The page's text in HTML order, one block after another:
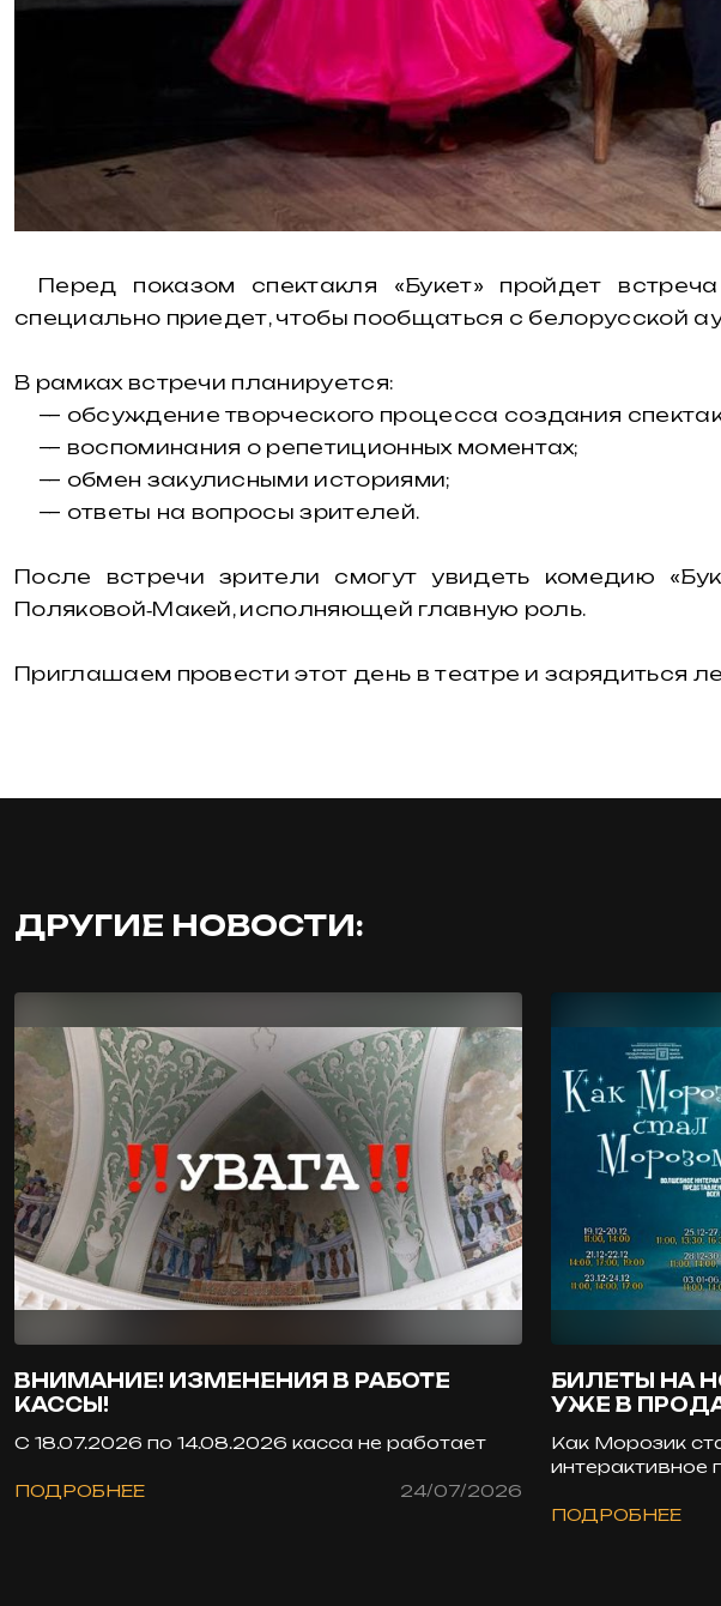
Перед показом спектакля «Букет» пройдет
специально приедет, чтобы пообщаться с белорусской
В рамках встречи планируется:
— обсуждение творческого процесса создания
— воспоминания о репетиционных моментах;
— обмен закулисными историями;
— ответы на вопросы зрителей.
После встречи зрители смогут увидеть комедию
Поляковой‑Макей, исполняющей главную роль.
Приглашаем провести этот день в театре и зарядиться
ДРУГИЕ НОВОСТИ:
ВНИМАНИЕ! ИЗМЕНЕНИЯ В РАБОТЕ
КАССЫ!
С 18.07.2026 по 14.08.2026 касса не работает
ПОДРОБНЕЕ 24/07/2026
БИЛЕТЫ НА
УЖЕ В
Как Морозик
интерактивное
ПОДРОБНЕЕ